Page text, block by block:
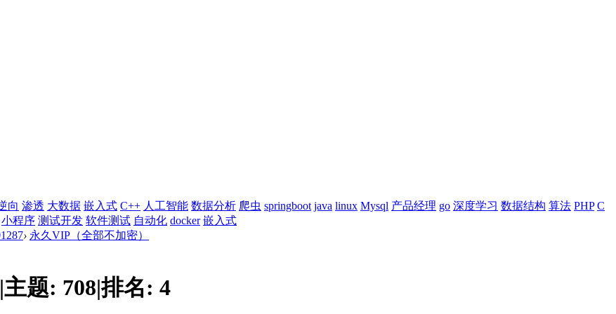
向 渗透 大数据 嵌入式 C++ 人工智能 数据分析 爬虫 springboot java linux Mysql 产品经理 go 深度学习 数据结构 算法 PHP C
小程序 测试开发 软件测试 自动化 docker 嵌入式
› 永久VIP（全部不加密）
|主题: 708|排名: 4